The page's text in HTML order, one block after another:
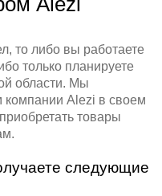
то либо вы работаете
только планируете
области. Мы
компании Alezi в своем
товары
следующие